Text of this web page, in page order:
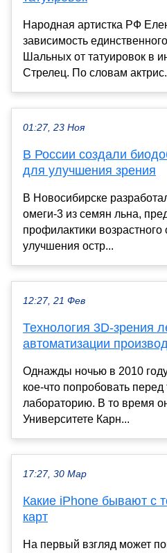
Народная артистка РФ
зависимость
Шальных от татуировок в
Стрелец. По словам
01:27, 23 Ноя
В России создали
для улучшения зрения
В Новосибирске
омеги‑3 из семян льна,
профилактики возрастного
улучшения остр...
12:27, 21 Фев
Технология 3D-зрения
автоматизации
Однажды ночью в 2010
кое-что попробовать перед
лабораторию. В то время
Университете Карн...
17:27, 30 Мар
Какие iPhone бывают с
карт
На первый взгляд может